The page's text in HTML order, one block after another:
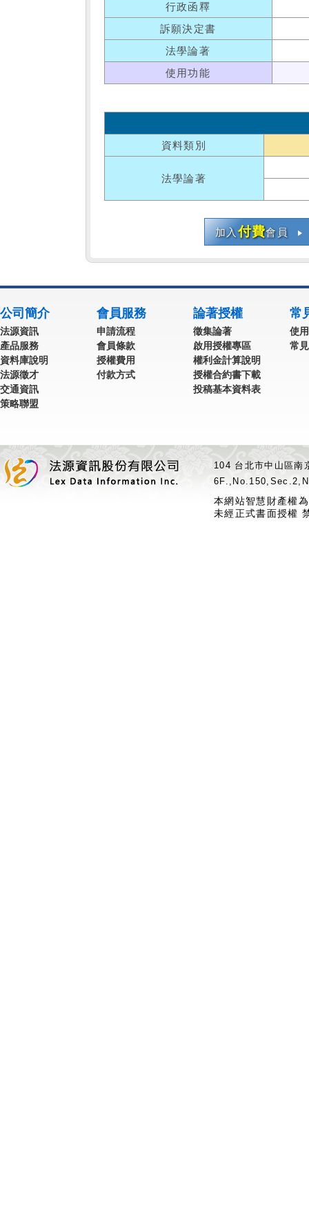
行政函釋
訴願決定書
法學論著
使用功能
資料類別
法學論著
加入付費會員
公司簡介
法源資訊
產品服務
資料庫說明
法源徵才
交通資訊
策略聯盟
會員服務
申請流程
會員條款
授權費用
付款方式
論著授權
徵集論著
啟用授權專區
權利金計算說明
授權合約書下載
投稿基本資料表
常
使
常
104 台北市中山區
本網站智慧財產權
未經正式書面授權